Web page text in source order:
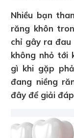
Nhiều bạn
răng khôn
chỉ gây ra đau
không nhỏ tới
gì khi gặp
đang niềng
đây để giải